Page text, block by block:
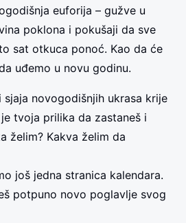
euforija – gužve u
poklona i pokušaji da sve
sat otkuca ponoć. Kao da će
uđemo u novu godinu.
novogodišnjih ukrasa krije
tvoja prilika da zastaneš i
želim? Kakva želim da
još jedna stranica kalendara.
potpuno novo poglavlje svog